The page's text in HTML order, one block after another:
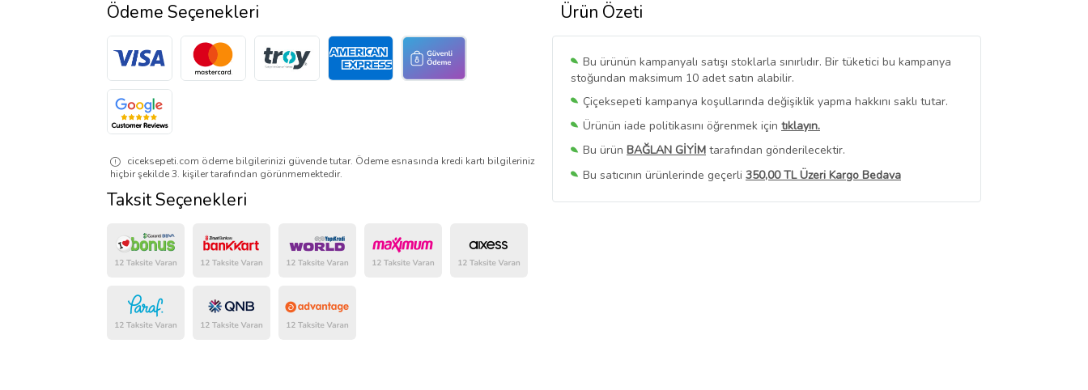
Ürün Özeti
Bu ürünün kampanyalı satışı stoklarla sınırlıdır. Bir tüketici bu kampanya
stoğundan maksimum 10 adet satın alabilir.
Çiçeksepeti kampanya koşullarında değişiklik yapma hakkını saklı tutar.
Ürünün iade politikasını öğrenmek için tıklayın.
Bu ürün BAĞLAN GİYİM tarafından gönderilecektir.
Bu satıcının ürünlerinde geçerli 350,00 TL Üzeri Kargo Bedava
Bu SatıcınınTüm Ürünlerini Görüntüle
Ödeme Seçenekleri
ciceksepeti.com ödeme bilgilerinizi güvende tutar. Ödeme esnasında kredi kartı bilgileriniz
hiçbir şekilde 3. kişiler tarafından görünmemektedir.
Taksit Seçenekleri